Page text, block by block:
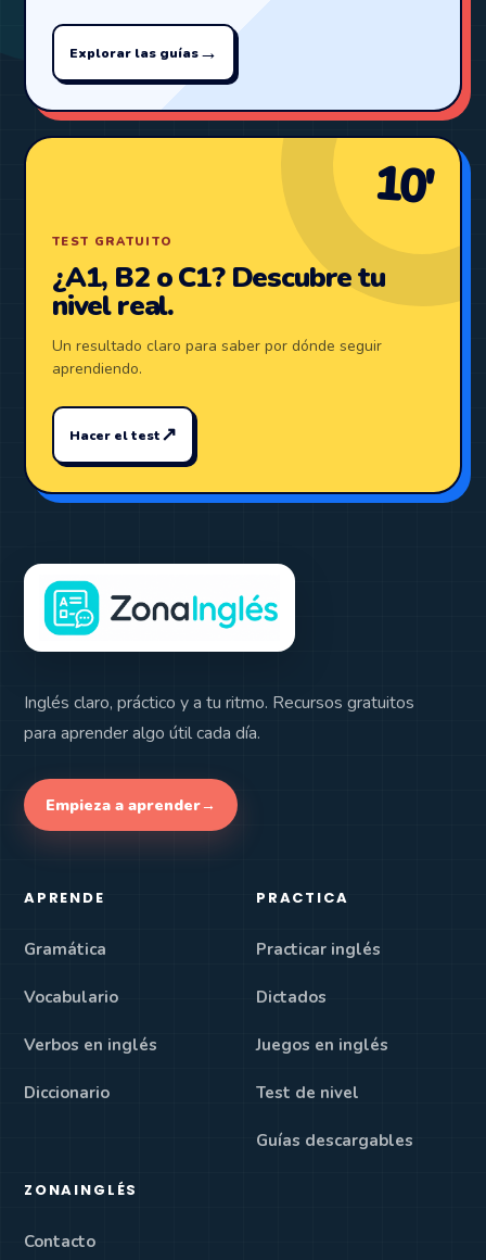
Explorar las guías→
10′
TEST GRATUITO
¿A1, B2 o C1? Descubre tu
nivel real.
Un resultado claro para saber por dónde seguir
aprendiendo.
Hacer el test↗
Inglés claro, práctico y a tu ritmo. Recursos gratuitos
para aprender algo útil cada día.
Empieza a aprender→
APRENDE
Gramática
Vocabulario
Verbos en inglés
Diccionario
PRACTICA
Practicar inglés
Dictados
Juegos en inglés
Test de nivel
Guías descargables
ZONAINGLÉS
Contacto